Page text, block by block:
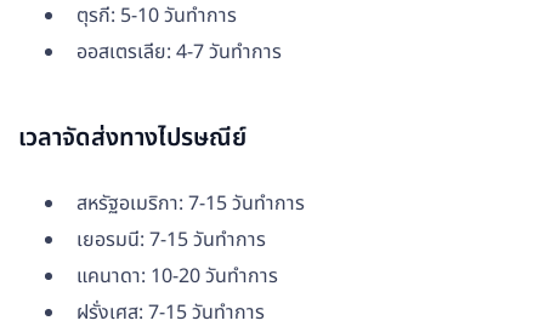
ตุรกี: 5-10 วันทำการ
ออสเตรเลีย: 4-7 วันทำการ
เวลาจัดส่งทางไปรษณีย์
สหรัฐอเมริกา: 7-15 วันทำการ
เยอรมนี: 7-15 วันทำการ
แคนาดา: 10-20 วันทำการ
ฝรั่งเศส: 7-15 วันทำการ